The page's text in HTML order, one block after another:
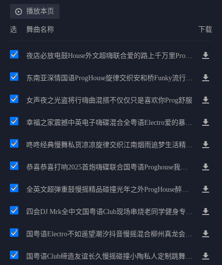
播放本页
选 舞曲名称 下载
夜店必放电鼓House外文超嗨联合爱的路上千万里Prog包房漫步上头
东南亚深情国语ProgHouse旋律交织安和桥Funky流行情怀串烧
女声夜之光盗将行嗨曲混搭不仅仅只是喜欢你Prog舒服
幸福之家震撼中英电子嗨碟混合全粤语Electro爱的暴风雨广州雄雄精选
咚咚经典慢舞私货凉凉旋律交织江南烟雨追梦生活精选串烧
恭喜恭喜打响2025首炮嗨碟联合国粤语Proghouse我要怎么说我不爱你
全英文超弹重鼓慢摇精品碰撞光年之外ProgHouse醉美抒情节奏
四会DJ Mrk全中文国粤语Club现场串烧老同学健身专属定制
国粤语Electro不如遥望潮汐抖音慢摇混合柳州真龙会K吧小厅小康混音
国粤语Club缔造友谊长久慢摇碰撞小陶私人定制跳舞大碟